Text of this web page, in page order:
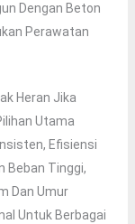
Dengan Beton
Perawatan
Heran Jika
Utama
Efisiensi
Beban Tinggi,
Dan Umur
Untuk Berbagai